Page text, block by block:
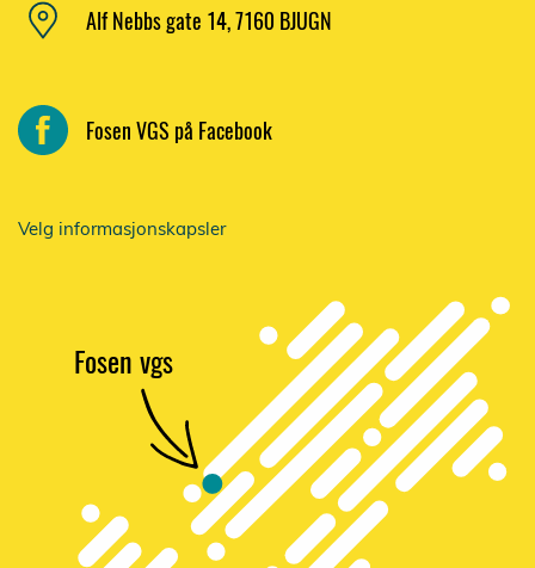
Alf Nebbs gate 14, 7160 BJUGN
Fosen VGS på Facebook
Velg informasjonskapsler
Fosen vgs